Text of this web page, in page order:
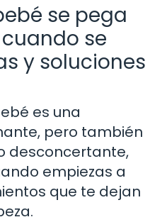
se pega
se
y soluciones
es una
pero también
desconcertante,
empiezas a
que te dejan